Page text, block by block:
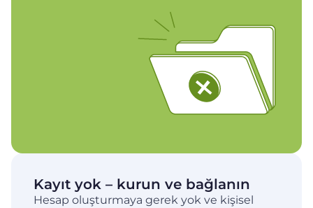
Kayıt yok – kurun ve bağlanın
Hesap oluşturmaya gerek yok ve kişisel